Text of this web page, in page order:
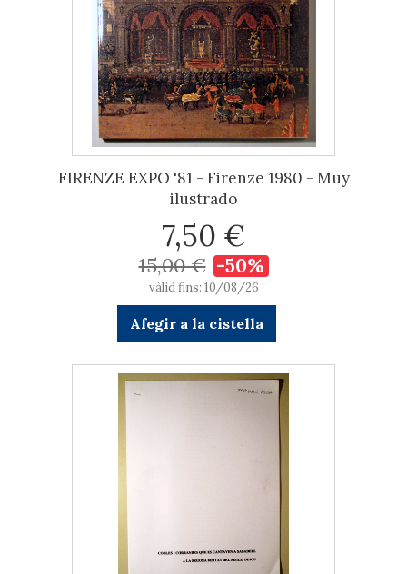
FIRENZE EXPO '81 - Firenze 1980 - Muy
ilustrado
7,50 €
15,00 € -50%
vàlid fins: 10/08/26
Afegir a la cistella